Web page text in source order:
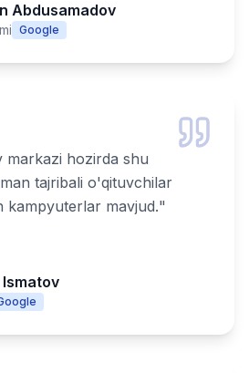
Abdusamadov
Google
markazi hozirda shu
tajribali o'qituvchilar
mavjud."